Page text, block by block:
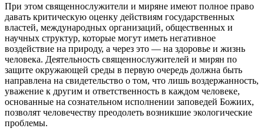
При этом священнослужители и миряне имеют полное право
давать критическую оценку действиям государственных
властей, международных организаций, общественных и
научных структур, которые могут иметь негативное
воздействие на природу, а через это — на здоровье и жизнь
человека. Деятельность священнослужителей и мирян по
защите окружающей среды в первую очередь должна быть
направлена на свидетельство о том, что лишь воздержанность,
уважение к другим и ответственность в каждом человеке,
основанные на сознательном исполнении заповедей Божиих,
позволят человечеству преодолеть возникшие экологические
проблемы.